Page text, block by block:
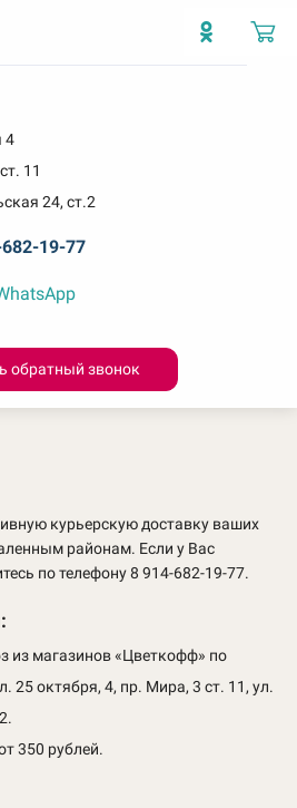
4
11
24, ст.2
19-77
обратный звонок
курьерскую доставку ваших
районам. Если у Вас
по телефону 8 914-682-19-77.
из магазинов «Цветкофф» по
25 октября, 4, пр. Мира, 3 ст. 11, ул.
350 рублей.